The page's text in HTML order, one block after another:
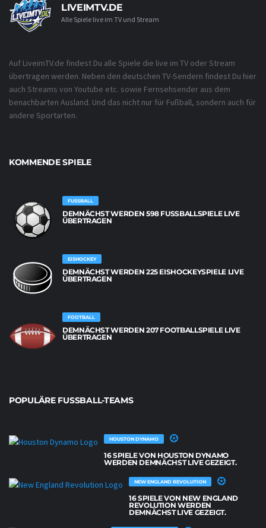
LIVEIMTV.DE
Alle Spiele live im TV und Stream
Auf LiveimTV.de findest Du alle Spiele die live im TV oder Stream
übertragen werden. Neben den deutschen TV-Sendern findest Du hier
auch Streams von Youtube etc. sowie Fernsehsender aus dem
benachbarten Ausland. Und das nicht nur für Fußball, sondern auch für
andere Sportarten.
KOMMENDE SPIELE
FUSSBALL
DEMNÄCHST WERDEN 598 FUSSBALLSPIELE LIVE Ü
BERTRAGEN
EISHOCKEY
DEMNÄCHST WERDEN 225 EISHOCKEYSPIELE LIVE
ÜBERTRAGEN
FOOTBALL
DEMNÄCHST WERDEN 207 FOOTBALLSPIELE LIVE
ÜBERTRAGEN
POPULÄRE FUSSBALL-TEAMS
HOUSTON DYNAMO
16 SPIELE VON HOUSTON DYNAMO
WERDEN DEMNÄCHST LIVE GEZEIGT.
NEW ENGLAND REVOLUTION
16 SPIELE VON NEW ENGLAND
REVOLUTION WERDEN
DEMNÄCHST LIVE GEZEIGT.